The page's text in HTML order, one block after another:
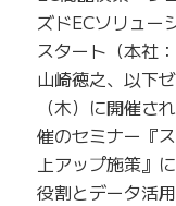
ズドECソリュー
スタート（本社
山崎徳之、以下
（木）に開催さ
催のセミナー『
上アップ施策』
役割とデータ活